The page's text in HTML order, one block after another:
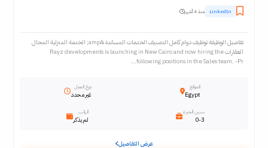
LinkedIn منذ 4 أشهر
تفاصيل الوظيفة توظيف دوام كامل التصنيف الخدمات المساندة &amp; الخدمة المنزلية المجال
العقارات Rayz developments is launching in New Cairo and now hiring the
following positions in the Sales team. -Pr...
الموقع
Egypt
نوع العمل
غير محدد
سنين الخبرة
0-3
الراتب
لم يذكر
عرض التفاصيل